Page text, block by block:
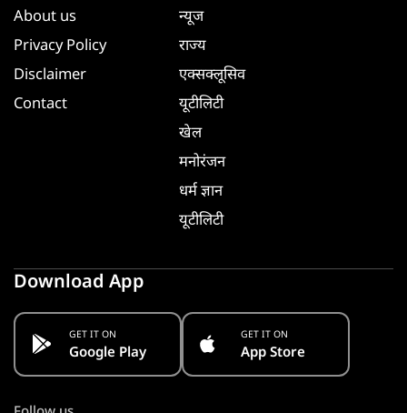
About us
Privacy Policy
Disclaimer
Contact
न्यूज
राज्य
एक्सक्लूसिव
यूटीलिटी
खेल
मनोरंजन
धर्म ज्ञान
यूटीलिटी
Download App
GET IT ON
Google Play
GET IT ON
App Store